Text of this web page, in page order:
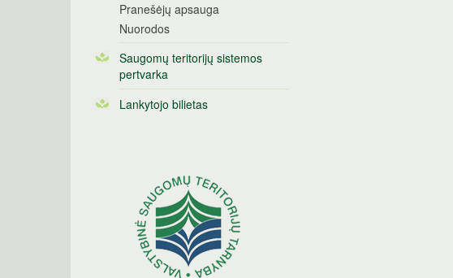
Pranešėjų apsauga
Nuorodos
Saugomų teritorijų sistemos
pertvarka
Lankytojo bilietas